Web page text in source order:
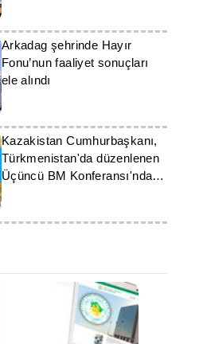
Arkadag şehrinde Hayır
Fonu’nun faaliyet sonuçları
ele alındı
Kazakistan Cumhurbaşkanı,
Türkmenistan'da düzenlenen
Üçüncü BM Konferansı'nda
konuştu